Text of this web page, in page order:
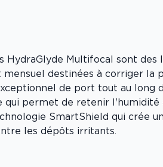
HydraGlyde Multifocal sont des
destinées à corriger la
de port tout au long
qui permet de retenir l'humidité
SmartShield qui crée
les dépôts irritants.